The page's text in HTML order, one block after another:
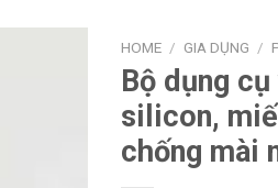
HOME / GIA DỤNG /
Bộ dụng
silicon,
chống mài